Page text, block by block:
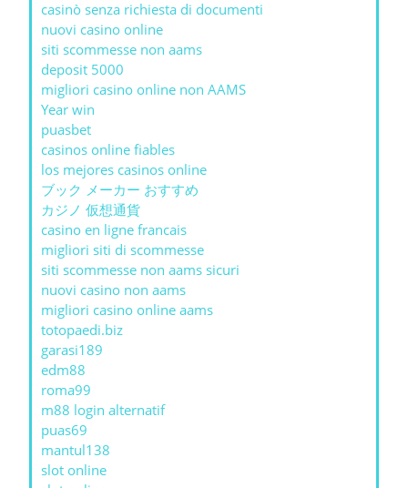
casinò senza richiesta di documenti
nuovi casino online
siti scommesse non aams
deposit 5000
migliori casino online non AAMS
Year win
puasbet
casinos online fiables
los mejores casinos online
ブック メーカー おすすめ
カジノ 仮想通貨
casino en ligne francais
migliori siti di scommesse
siti scommesse non aams sicuri
nuovi casino non aams
migliori casino online aams
totopaedi.biz
garasi189
edm88
roma99
m88 login alternatif
puas69
mantul138
slot online